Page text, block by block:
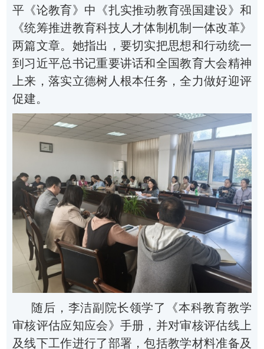
平《论教育》中《扎实推动教育强国建设》和
《统筹推进教育科技人才体制机制一体改革》
两篇文章。她指出，要切实把思想和行动统一
到习近平总书记重要讲话和全国教育大会精神
上来，落实立德树人根本任务，全力做好迎评
促建。
随后，李洁副院长领学了
《本科教育教学
审核评估应知应会》手册 ，并对审核评估线上
及线下工作进行了部署，包括教学材料准备及